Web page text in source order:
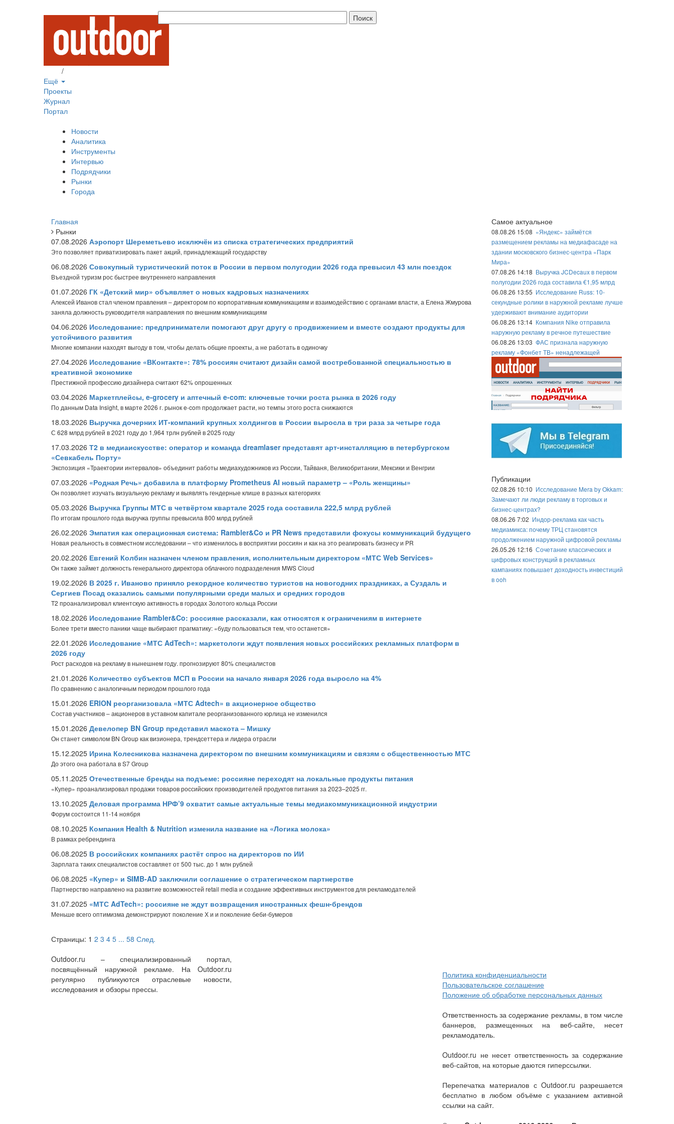
/
Ещё
Проекты
Журнал
Портал
Новости
Аналитика
Инструменты
Интервью
Подрядчики
Рынки
Города
Главная
Рынки
07.08.2026 Аэропорт Шереметьево исключён из списка стратегических предприятий
Это позволяет приватизировать пакет акций, принадлежащий государству
06.08.2026 Совокупный туристический поток в России в первом полугодии 2026 года превысил 43 млн поездок
Въездной туризм рос быстрее внутреннего направления
01.07.2026 ГК «Детский мир» объявляет о новых кадровых назначениях
Алексей Иванов стал членом правления – директором по корпоративным коммуникациям и взаимодействию с органами власти, а Елена Жмурова
заняла должность руководителя направления по внешним коммуникациям
04.06.2026 Исследование: предприниматели помогают друг другу с продвижением и вместе создают продукты для
устойчивого развития
Многие компании находят выгоду в том, чтобы делать общие проекты, а не работать в одиночку
27.04.2026 Исследование «ВКонтакте»: 78% россиян считают дизайн самой востребованной специальностью в
креативной экономике
Престижной профессию дизайнера считают 62% опрошенных
03.04.2026 Маркетплейсы, e-grocery и аптечный e-com: ключевые точки роста рынка в 2026 году
По данным Data Insight, в марте 2026 г. рынок e-com продолжает расти, но темпы этого роста снижаются
18.03.2026 Выручка дочерних ИТ-компаний крупных холдингов в России выросла в три раза за четыре года
С 628 млрд рублей в 2021 году до 1,964 трлн рублей в 2025 году
17.03.2026 Т2 в медиаискусстве: оператор и команда dreamlaser представят арт-инсталляцию в петербургском
«Севкабель Порту»
Экспозиция «Траектории интервалов» объединит работы медиахудожников из России, Тайваня, Великобритании, Мексики и Венгрии
07.03.2026 «Родная Речь» добавила в платформу Prometheus AI новый параметр – «Роль женщины»
Он позволяет изучать визуальную рекламу и выявлять гендерные клише в разных категориях
05.03.2026 Выручка Группы МТС в четвёртом квартале 2025 года составила 222,5 млрд рублей
По итогам прошлого года выручка группы превысила 800 млрд рублей
26.02.2026 Эмпатия как операционная система: Rambler&Co и PR News представили фокусы коммуникаций будущего
Новая реальность в совместном исследовании – что изменилось в восприятии россиян и как на это реагировать бизнесу и PR
20.02.2026 Евгений Колбин назначен членом правления, исполнительным директором «МТС Web Services»
Он также займет должность генерального директора облачного подразделения MWS Cloud
19.02.2026 В 2025 г. Иваново приняло рекордное количество туристов на новогодних праздниках, а Суздаль и
Сергиев Посад оказались самыми популярными среди малых и средних городов
T2 проанализировал клиентскую активность в городах Золотого кольца России
18.02.2026 Исследование Rambler&Co: россияне рассказали, как относятся к ограничениям в интернете
Более трети вместо паники чаще выбирают прагматику: «буду пользоваться тем, что останется»
22.01.2026 Исследование «МТС AdTech»: маркетологи ждут появления новых российских рекламных платформ в
2026 году
Рост расходов на рекламу в нынешнем году. прогнозируют 80% специалистов
21.01.2026 Количество субъектов МСП в России на начало января 2026 года выросло на 4%
По сравнению с аналогичным периодом прошлого года
15.01.2026 ERION реорганизовала «МТС Adtech» в акционерное общество
Состав участников – акционеров в уставном капитале реорганизованного юрлица не изменился
15.01.2026 Девелопер BN Group представил маскота – Мишку
Он станет символом BN Group как визионера, трендсеттера и лидера отрасли
15.12.2025 Ирина Колесникова назначена директором по внешним коммуникациям и связям с общественностью МТС
До этого она работала в S7 Group
05.11.2025 Отечественные бренды на подъеме: россияне переходят на локальные продукты питания
«Купер» проанализировал продажи товаров российских производителей продуктов питания за 2023–2025 гг.
13.10.2025 Деловая программа НРФ’9 охватит самые актуальные темы медиакоммуникационной индустрии
Форум состоится 11-14 ноября
08.10.2025 Компания Health & Nutrition изменила название на «Логика молока»
В рамках ребрендинга
06.08.2025 В российских компаниях растёт спрос на директоров по ИИ
Зарплата таких специалистов составляет от 500 тыс. до 1 млн рублей
06.08.2025 «Купер» и SIMB-AD заключили соглашение о стратегическом партнерстве
Партнерство направлено на развитие возможностей retail media и создание эффективных инструментов для рекламодателей
31.07.2025 «МТС AdTech»: россияне не ждут возвращения иностранных фешн-брендов
Меньше всего оптимизма демонстрируют поколение Х и и поколение беби-бумеров
Страницы: 1 2 3 4 5 ... 58 След.
Самое актуальное
08.08.26 15:08 «Яндекс» займётся
размещением рекламы на медиафасаде на
здании московского бизнес-центра «Парк
Мира»
07.08.26 14:18 Выручка JCDecaux в первом
полугодии 2026 года составила €1,95 млрд
06.08.26 13:55 Исследование Russ: 10-
секундные ролики в наружной рекламе лучше
удерживают внимание аудитории
06.08.26 13:14 Компания Nike отправила
наружную рекламу в речное путешествие
06.08.26 13:03 ФАС признала наружную
рекламу «Фонбет ТВ» ненадлежащей
Публикации
02.08.26 10:10 Исследование Mera by Okkam:
Замечают ли люди рекламу в торговых и
бизнес-центрах?
08.06.26 7:02 Индор-реклама как часть
медиамикса: почему ТРЦ становятся
продолжением наружной цифровой рекламы
26.05.26 12:16 Сочетание классических и
цифровых конструкций в рекламных
кампаниях повышает доходность инвестиций
в ooh
Outdoor.ru – специализированный портал,
посвящённый наружной рекламе. На Outdoor.ru
регулярно публикуются отраслевые новости,
исследования и обзоры прессы.
Политика конфиденциальности
Пользовательское соглашение
Положение об обработке персональных данных
Ответственность за содержание рекламы, в том числе
баннеров, размещенных на веб-сайте, несет
рекламодатель.
Outdoor.ru не несет ответственность за содержание
веб-сайтов, на которые даются гиперссылки.
Перепечатка материалов с Outdoor.ru разрешается
бесплатно в любом объёме с указанием активной
ссылки на сайт.